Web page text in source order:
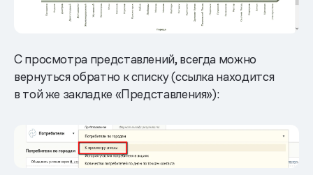
С просмотра представлений, всегда можно
вернуться обратно к списку (ссылка находится
в той же закладке «Представления»):